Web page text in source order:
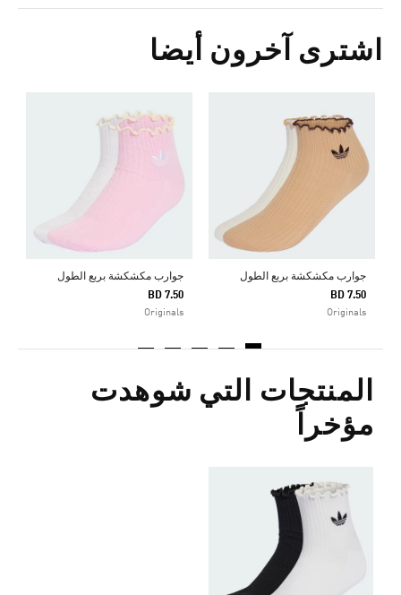
اشترى آخرون أيضا
جوارب مكشكشة بربع الطول
BD 7.50
Originals
جوارب مكشكشة بربع الطول
BD 7.50
Originals
المنتجات التي شوهدت
مؤخراً